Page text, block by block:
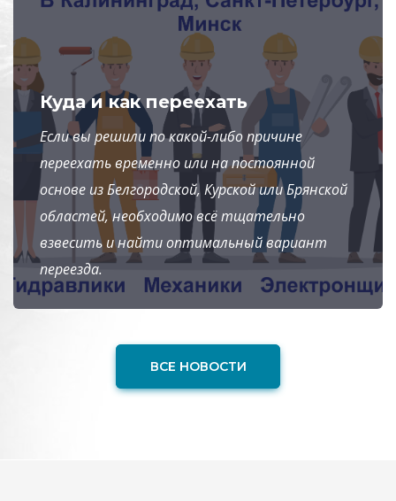
Куда и как переехать
Если вы решили по какой-либо причине
переехать временно или на постоянной
основе из Белгородской, Курской или Брянской
областей, необходимо всё тщательно
взвесить и найти оптимальный вариант
переезда.
ВСЕ НОВОСТИ